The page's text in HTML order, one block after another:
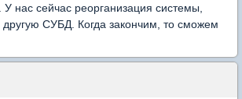
нас сейчас реорганизация системы,
СУБД. Когда закончим, то сможем